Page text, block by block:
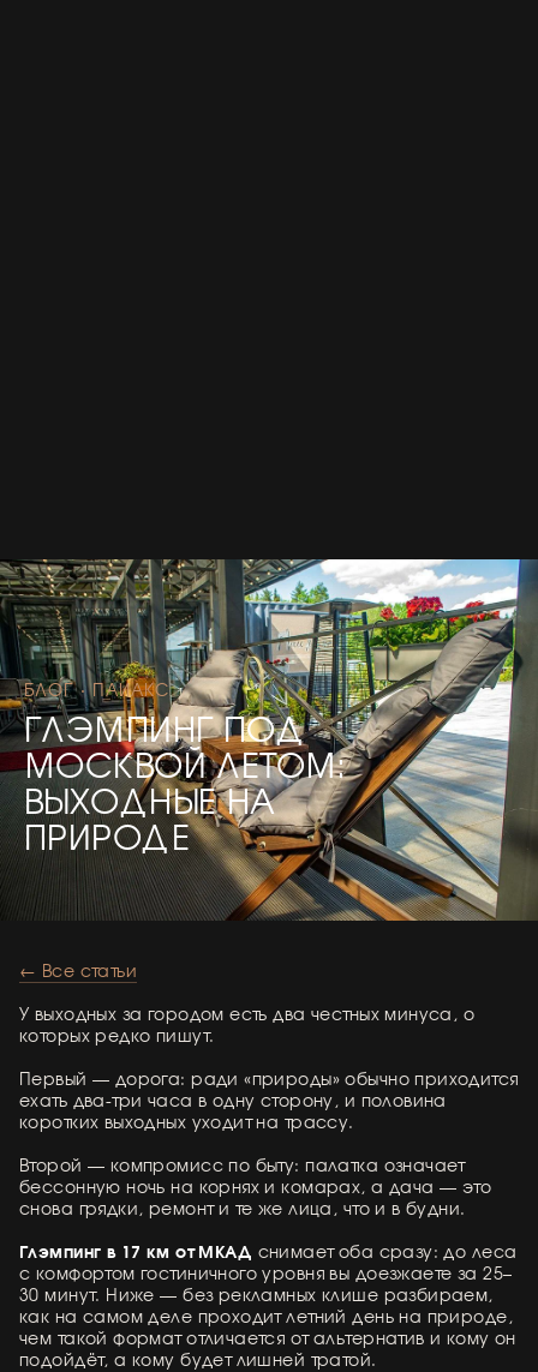
БЛОГ · ПАИАКС
ГЛЭМПИНГ ПОД
МОСКВОЙ ЛЕТОМ:
ВЫХОДНЫЕ НА
ПРИРОДЕ
← Все статьи
У выходных за городом есть два честных минуса, о
которых редко пишут.
Первый — дорога: ради «природы» обычно приходится
ехать два-три часа в одну сторону, и половина
коротких выходных уходит на трассу.
Второй — компромисс по быту: палатка означает
бессонную ночь на корнях и комарах, а дача — это
снова грядки, ремонт и те же лица, что и в будни.
Глэмпинг в 17 км от МКАД снимает оба сразу: до леса
с комфортом гостиничного уровня вы доезжаете за 25–
30 минут. Ниже — без рекламных клише разбираем,
как на самом деле проходит летний день на природе,
чем такой формат отличается от альтернатив и кому он
подойдёт, а кому будет лишней тратой.